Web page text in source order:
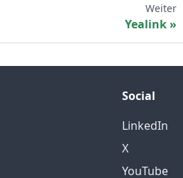
Weiter
Yealink
Social
LinkedIn
X
YouTube